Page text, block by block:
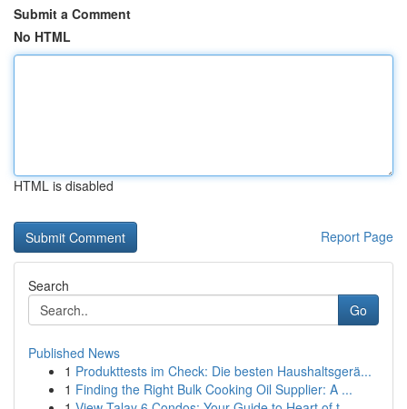
Submit a Comment
No HTML
HTML is disabled
Report Page
Search
Go
Published News
1 Produkttests im Check: Die besten Haushaltsgerä...
1 Finding the Right Bulk Cooking Oil Supplier: A ...